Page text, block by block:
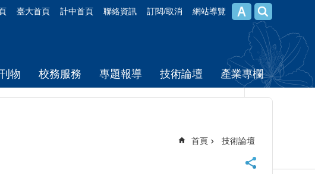
臺大首頁 計中首頁 聯絡資訊 訂閱/取消 網站導覽
物 校務服務 專題報導 技術論壇 產業專欄
首頁 技術論壇